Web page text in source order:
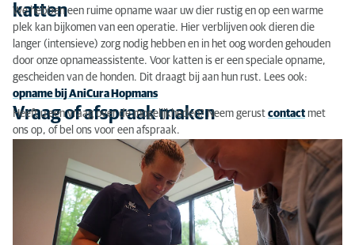
katten
We hebben een ruime opname waar uw dier rustig en op een warme
plek kan bijkomen van een operatie. Hier verblijven ook dieren die
langer (intensieve) zorg nodig hebben en in het oog worden gehouden
door onze opnameassistente. Voor katten is er een speciale opname,
gescheiden van de honden. Dit draagt bij aan hun rust. Lees ook:
opname bij AniCura Hopmans
Vraag of afspraak maken
Heeft u een vraag over de mogelijkheden? Neem gerust contact met
ons op, of bel ons voor een afspraak.